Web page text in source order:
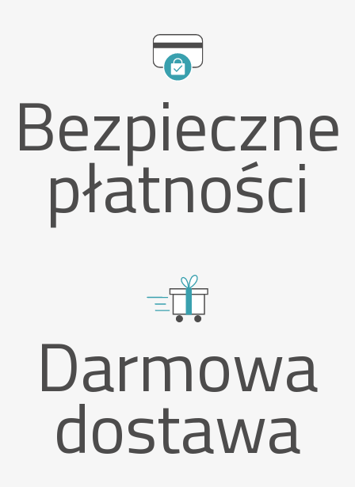
Bezpieczne
płatności
Darmowa
dostawa